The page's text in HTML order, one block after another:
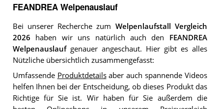
FEANDREA Welpenauslauf
Bei unserer Recherche zum Welpenlaufstall Vergleich
2026 haben wir uns natürlich auch den FEANDREA
Welpenauslaufgenauer angeschaut. Hier gibt es alles
Nützliche übersichtlich zusammengefasst:
Umfassende Produktdetailsaber auch spannende Videos
helfen Ihnen bei der Entscheidung, ob dieses Produkt das
Richtige für Sie ist. Wir haben für Sie außerdem die